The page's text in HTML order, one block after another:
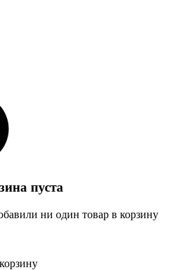
пуста
ни один товар в корзину